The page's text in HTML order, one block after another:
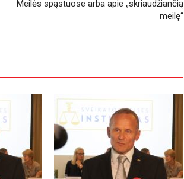
Meilės spąstuose arba apie „skriaudžiančią
meilę“